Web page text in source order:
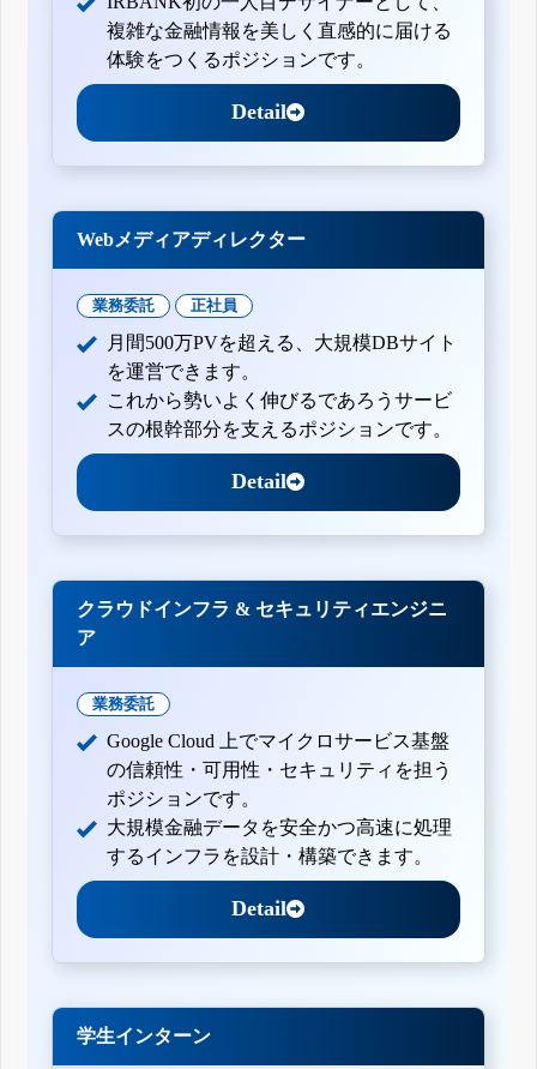
複雑な金融情報を美しく直感的に届ける
体験をつくるポジションです。
Detail
Webメディアディレクター
業務委託 正社員
月間500万PVを超える、大規模DBサイト
を運営できます。
これから勢いよく伸びるであろうサービ
スの根幹部分を支えるポジションです。
Detail
クラウドインフラ & セキュリティエンジニ
ア
業務委託
Google Cloud 上でマイクロサービス基盤
の信頼性・可用性・セキュリティを担う
ポジションです。
大規模金融データを安全かつ高速に処理
するインフラを設計・構築できます。
Detail
学生インターン